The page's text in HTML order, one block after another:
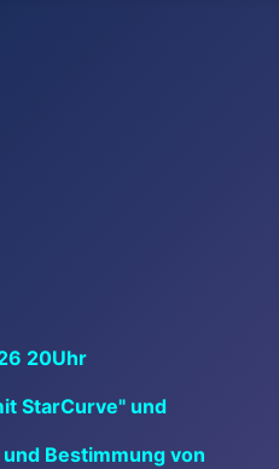
20Uhr
StarCurve" und
Bestimmung von